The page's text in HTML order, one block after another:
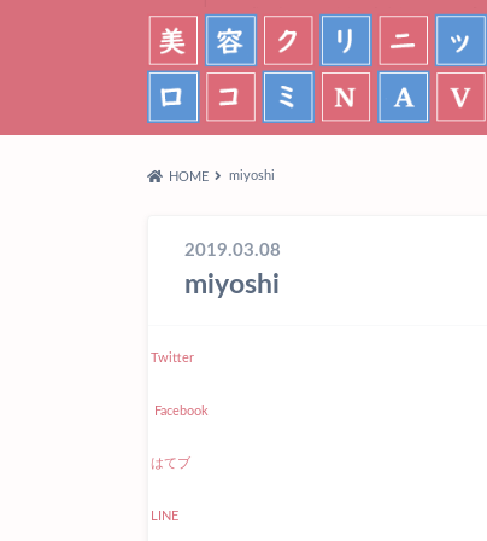
HOME miyoshi
2019.03.08
miyoshi
Twitter
Facebook
はてブ
LINE